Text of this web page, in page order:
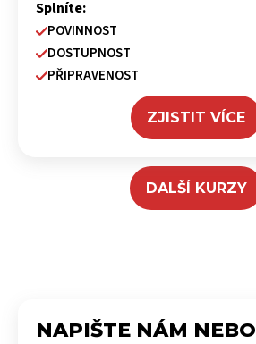
Splníte:
POVINNOST
DOSTUPNOST
PŘIPRAVENOST
ZJISTIT VÍCE
DALŠÍ KURZY
NAPIŠTE NÁM NEBO